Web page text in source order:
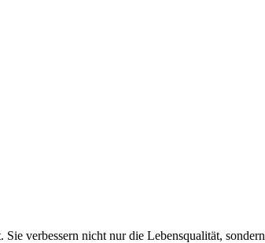
verbessern nicht nur die Lebensqualität, sondern